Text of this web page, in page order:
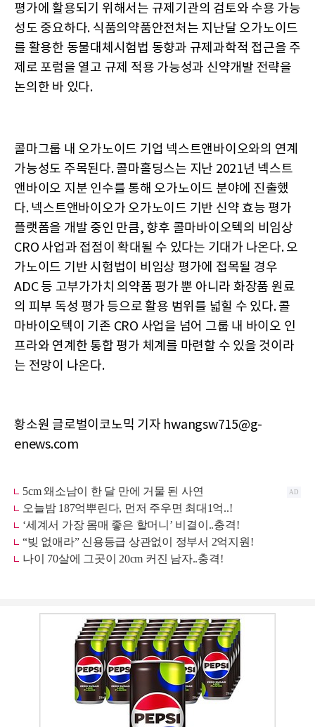
평가에 활용되기 위해서는 규제기관의 검토와 수용 가능
성도 중요하다. 식품의약품안전처는 지난달 오가노이드
를 활용한 동물대체시험법 동향과 규제과학적 접근을 주
제로 포럼을 열고 규제 적용 가능성과 신약개발 전략을
논의한 바 있다.
콜마그룹 내 오가노이드 기업 넥스트앤바이오와의 연계
가능성도 주목된다. 콜마홀딩스는 지난 2021년 넥스트
앤바이오 지분 인수를 통해 오가노이드 분야에 진출했
다. 넥스트앤바이오가 오가노이드 기반 신약 효능 평가
플랫폼을 개발 중인 만큼, 향후 콜마바이오텍의 비임상
CRO 사업과 접점이 확대될 수 있다는 기대가 나온다. 오
가노이드 기반 시험법이 비임상 평가에 접목될 경우
ADC 등 고부가가치 의약품 평가 뿐 아니라 화장품 원료
의 피부 독성 평가 등으로 활용 범위를 넓힐 수 있다. 콜
마바이오텍이 기존 CRO 사업을 넘어 그룹 내 바이오 인
프라와 연계한 통합 평가 체계를 마련할 수 있을 것이라
는 전망이 나온다.
황소원 글로벌이코노믹 기자 hwangsw715@g-
enews.com